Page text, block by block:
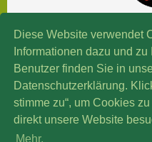
Diese Website verwendet
Informationen dazu und
Benutzer finden Sie in
Datenschutzerklärung.
stimme zu“, um Cookies
direkt unsere Website
Mehr.